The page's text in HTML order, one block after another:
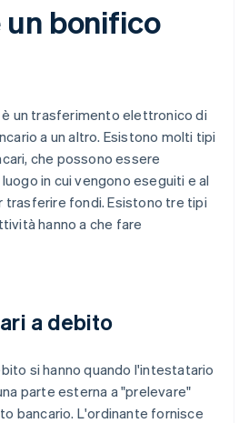
un bonifico
un trasferimento elettronico di
a un altro. Esistono molti tipi
che possono essere
in cui vengono eseguiti e al
trasferire fondi. Esistono tre tipi
hanno a che fare
a debito
si hanno quando l'intestatario
parte esterna a "prelevare"
bancario. L'ordinante fornisce